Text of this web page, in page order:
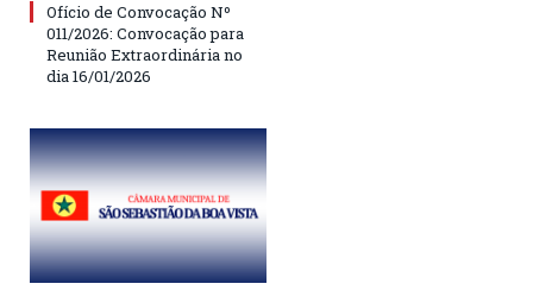
Ofício de Convocação Nº
011/2026: Convocação para
Reunião Extraordinária no
dia 16/01/2026